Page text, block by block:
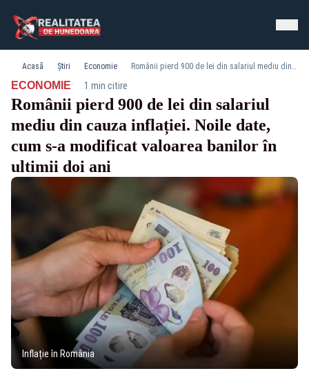
Acasă Știri Economie Românii pierd 900 de lei din salariul mediu din cauza inflației. Noile date, cum s-a modificat valoarea banilor în ultimii doi ani
ECONOMIE· 1 min citire
Românii pierd 900 de lei din salariul
mediu din cauza inflației. Noile date,
cum s-a modificat valoarea banilor în
ultimii doi ani
Inflație în România